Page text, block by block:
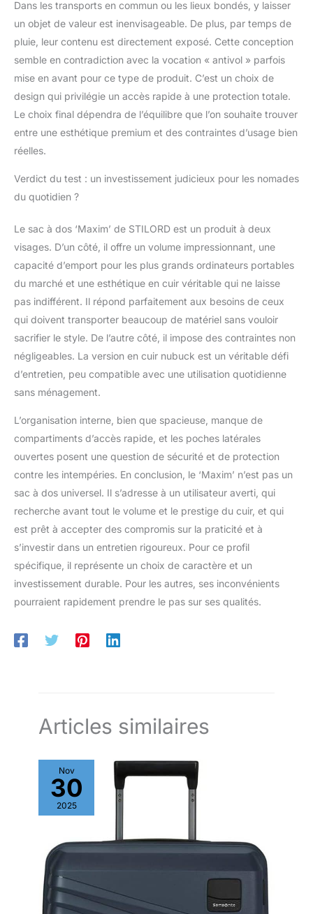
Dans les transports en commun ou les lieux bondés, y laisser
un objet de valeur est inenvisageable. De plus, par temps de
pluie, leur contenu est directement exposé. Cette conception
semble en contradiction avec la vocation « antivol » parfois
mise en avant pour ce type de produit. C’est un choix de
design qui privilégie un accès rapide à une protection totale.
Le choix final dépendra de l’équilibre que l’on souhaite trouver
entre une esthétique premium et des contraintes d’usage bien
réelles.
Verdict du test : un investissement judicieux pour les nomades
du quotidien ?
Le sac à dos ‘Maxim’ de STILORD est un produit à deux
visages. D’un côté, il offre un volume impressionnant, une
capacité d’emport pour les plus grands ordinateurs portables
du marché et une esthétique en cuir véritable qui ne laisse
pas indifférent. Il répond parfaitement aux besoins de ceux
qui doivent transporter beaucoup de matériel sans vouloir
sacrifier le style. De l’autre côté, il impose des contraintes non
négligeables. La version en cuir nubuck est un véritable défi
d’entretien, peu compatible avec une utilisation quotidienne
sans ménagement.
L’organisation interne, bien que spacieuse, manque de
compartiments d’accès rapide, et les poches latérales
ouvertes posent une question de sécurité et de protection
contre les intempéries. En conclusion, le ‘Maxim’ n’est pas un
sac à dos universel. Il s’adresse à un utilisateur averti, qui
recherche avant tout le volume et le prestige du cuir, et qui
est prêt à accepter des compromis sur la praticité et à
s’investir dans un entretien rigoureux. Pour ce profil
spécifique, il représente un choix de caractère et un
investissement durable. Pour les autres, ses inconvénients
pourraient rapidement prendre le pas sur ses qualités.
Articles similaires
Nov
30
2025